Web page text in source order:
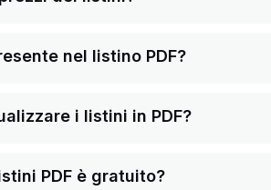
nel listino PDF?
i listini in PDF?
PDF è gratuito?